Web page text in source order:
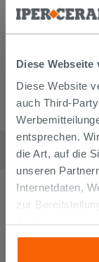
Diese Webseite
Diese Website
auch Third-
entsprechen.
die Art, auf die
unseren
Internetdaten,
zur
anderen
die sie
Duschsystem 2-
459,90 € /stk